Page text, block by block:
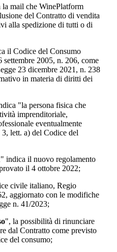
la mail che WinePlatform
del Contratto di vendita
alla spedizione di tutti o di
il Codice del Consumo
2005, n. 206, come
23 dicembre 2021, n. 238
in materia di diritti dei
"la persona fisica che
imprenditoriale,
eventualmente
lett. a) del Codice del
" indica il nuovo regolamento
il 4 ottobre 2022;
civile italiano, Regio
aggiornato con le modifiche
n. 41/2023;
", la possibilità di rinunciare
dal Contratto come previsto
del consumo;